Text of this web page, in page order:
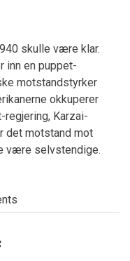
skulle være klar.
inn en puppet-
motstandstyrker
okkuperer
Karzai-
det motstand mot
være selvstendige.